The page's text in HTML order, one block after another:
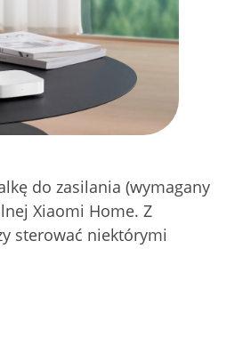
do zasilania (wymagany
Xiaomi Home. Z
sterować niektórymi